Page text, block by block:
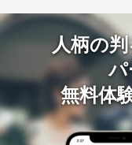
人柄の
パ
無料体